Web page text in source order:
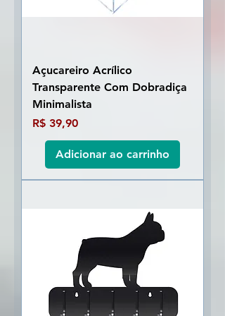
Açucareiro Acrílico
Transparente Com Dobradiça
Minimalista
Preço
R$ 39,90
Adicionar ao carrinho